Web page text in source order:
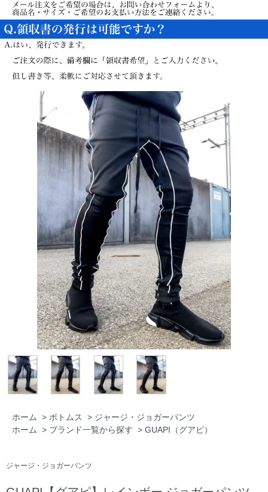
ホーム > ボトムス > ジャージ・ジョガーパンツ
ホーム > ブランド一覧から探す > GUAPI（グアピ）
ジャージ・ジョガーパンツ